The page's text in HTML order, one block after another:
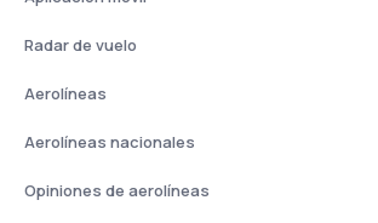
Radar de vuelo
Aerolíneas
Aerolíneas nacionales
Opiniones de aerolíneas